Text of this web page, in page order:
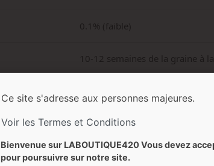
0.1% (faible)
10-12 semaines de la graine à
75g/plante
70-90cm (intérieur et extérieur)
Ce site s'adresse aux personnes majeures.
Voir les Termes et Conditions
Bienvenue sur LABOUTIQUE420 Vous devez
pour poursuivre sur notre site.